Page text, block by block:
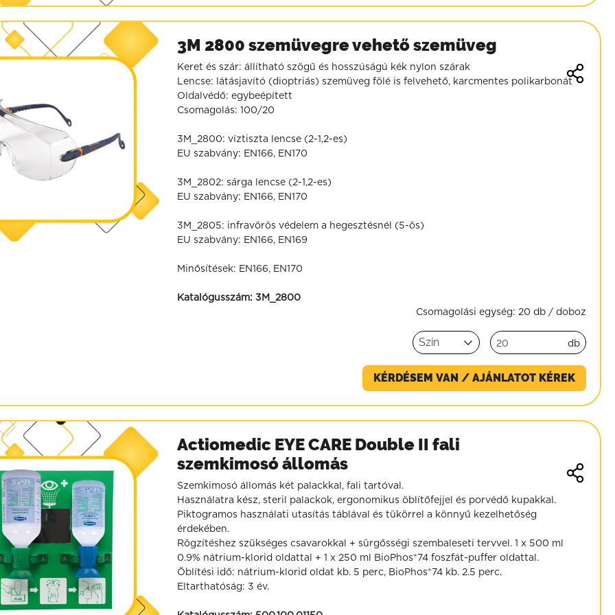
3M 2800 szemüvegre vehető szemüveg
Keret és szár: állítható szögű és hosszúságú kék nylon szárak
Lencse: látásjavító (dioptriás) szemüveg fölé is felvehető, karcmentes polikarbonát
Oldalvédő: egybeépített
Csomagolás: 100/20
3M_2800: víztiszta lencse (2-1,2-es)
EU szabvány: EN166, EN170
3M_2802: sárga lencse (2-1,2-es)
EU szabvány: EN166, EN170
3M_2805: infravörös védelem a hegesztésnél (5-ös)
EU szabvány: EN166, EN169
Minősítések: EN166, EN170
Katalógusszám:3M_2800
Csomagolási egység: 20 db / doboz
db
KÉRDÉSEM VAN / AJÁNLATOT KÉREK
Actiomedic EYE CARE Double II fali
szemkimosó állomás
Szemkimosó állomás két palackkal, fali tartóval.
Használatra kész, steril palackok, ergonomikus öblítőfejjel és porvédő kupakkal.
Piktogramos használati utasítás táblával és tükörrel a könnyű kezelhetőség
érdekében.
Rögzítéshez szükséges csavarokkal + sürgősségi szembaleseti tervvel. 1 x 500 ml
0.9% nátrium-klorid oldattal + 1 x 250 ml BioPhos®74 foszfát-puffer oldattal.
Öblítési idő: nátrium-klorid oldat kb. 5 perc, BioPhos®74 kb. 2.5 perc.
Eltarthatóság: 3 év.